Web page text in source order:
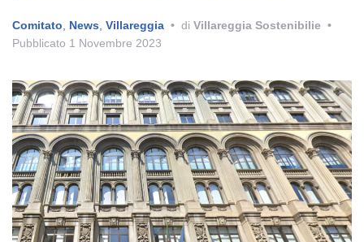
Comitato News Villareggia • di Villareggia Sostenibilie •
Pubblicato 1 Novembre 2023